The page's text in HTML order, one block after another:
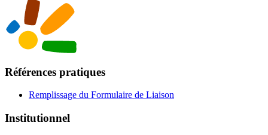
Références pratiques
Remplissage du Formulaire de Liaison
Institutionnel